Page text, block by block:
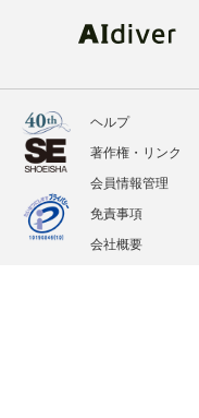
ヘルプ
著作権・リンク
会員情報管理
免責事項
会社概要